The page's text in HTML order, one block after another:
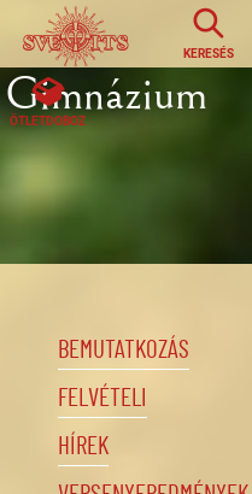
Ugrás a tartalomra
KERESÉS
ÖTLETDOBOZ
Gimnázium
BEMUTATKOZÁS
FELVÉTELI
HÍREK